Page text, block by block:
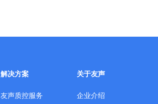
解决方案
友声质控服务
关于友声
企业介绍